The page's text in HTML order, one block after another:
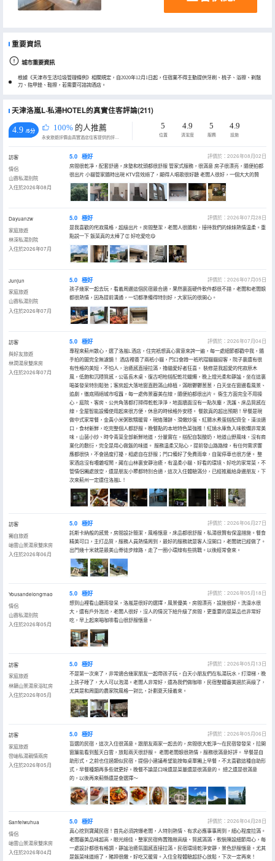
重要資訊
城市重要資訊
根據《天津市生活垃圾管理條例》相關規定，自2020年12月1日起，住宿業不得主動提供牙刷、梳子、浴擦、剃鬚
刀、指甲銼、鞋擦，若需要可諮詢酒店。
天津洛嵐L·私湯HOTEL的真實住客評論(211)
4.9 /5分 100% 的人推薦
永安旅遊評價由真實酒店住客提供的評價。
5
位置
4.9
清潔度
5
服務
4.9
設施
訪客
情侶
山霽私湯別院
入住於2026年08月
5.0 極好
評價於：2026年08月02日
房間很乾凈，配套舒適，床墊和枕頭都很舒服 管家式服務，很滿意 房子很漂亮，隨便拍都
很出片 小貓管家隨時出現 KTV音效絕了，顯得人唱歌很好聽 老闆人很好，一個大大的贊
Dayuanzw
家庭旅遊
林深私湯別院
入住於2026年07月
5.0 極好
評價於：2026年07月28日
是我喜歡的侘寂風格，超級出片。房間整潔，老闆人很隨和，接待我們的妹妹熱情温柔。重
點説一下 飯菜真的太棒了👏 好吃愛吃😋
Junjun
家庭旅遊
山霽私湯別院
入住於2026年07月
5.0 極好
評價於：2026年07月05日
孩子幾家一起去玩，看着周邊這個民宿最合適，果然裏面硬件軟件都很不錯，老闆和老闆娘
都很熱情，因為提前溝通，一切都準備得特別好，大家玩的很開心。
訪客
與好友旅遊
林澗湯泉雙床房
入住於2026年07月
5.0 極好
評價於：2026年07月04日
專程來薊州散心，選了洛嵐L酒店，住完衹想真心實意來誇一遍，每一處細節都戳中我，隨
手拍的圖完全無濾鏡！ 酒店裡養了兩衹小貓，門口會蹲一衹玳瑁貓貓迎客，院子裏還有很
有性格的美短，不怕人，治癒感直接拉滿，擼貓愛好者狂喜。 裝修是我超愛的侘寂原木
風，低飽和沉穩質感，公區長木桌、復古吧枱搭配乾花蠟燭，晚上燈光柔和靜謐，坐在這裏
喝茶發呆特別鬆弛；客房超大落地窗直麪滿山綠植，滿眼鬱鬱葱葱，白天坐在窗邊看風景、
追劇，徹底隔絕城市喧囂，每一處佈景審美在線，隨便拍都很出片。 衞生方面完全不用操
心，庭院、客房、公共角落都打掃得乾乾淨淨，地面牆面沒有一點灰塵，洗護、床品質感在
線，全屋智能設備使用起來很方便，休息的時候格外安穩。 餐飲真的超出預期！早餐是現
做中式家常餐，金黃小米粥軟糯暖胃，現烙薄餅、滑嫩炒蛋、紅腸水煮蛋搭配齊全，清淡適
口，食材新鮮，吃完整個人都舒服。晚餐點的本地特色菜強推！紅燒水庫魚入味軟爛非常美
味，山菌小炒、時令青菜全部新鮮地道，分量實在，搭配自製酸奶，地道山野風味，沒有商
業化的敷衍，完全是用心做飯的味道。 服務温柔又貼心，提前發山路路線，有任何需求響
應都很快，不會過度打擾，相處自在舒服；門口備好了免費雨傘，自駕停車也很方便。 整
家酒店沒有嘈雜喧鬧，藏在山林裏安靜治癒，有温柔小貓、好看的環境、好吃的家常菜，不
管情侶獨處放空，還是朋友小聚都特別合適，這次入住體驗滿分，已經推薦給身邊朋友，下
次來薊州一定還住洛嵐L！
訪客
獨自旅遊
岫雲山景湯泉雙床房
入住於2026年06月
5.0 極好
評價於：2026年06月27日
託斯卡納般的感覺，房間設計簡潔，風格愜意，床品都很舒服，私湯很贊有保温措施。餐食
精美可口，主打品質，服務人員熱情周到，最好的服務就是客人沒開口，老闆就已經做了。
出門幾十米就是最美山脊徒步線路，走了一圈小環線有些挑戰。以後經常會來。
Yousandelongmao
情侶
山霽私湯別院
入住於2026年05月
5.0 極好
評價於：2026年05月18日
想到山裡看山聽雨發呆，洛嵐是很好的選擇，風景優美，房間漂亮，設施很好。洗澡水很
大，還有戶外泡池，老闆人很好，沒人的情況下給升級了房間，更重要的是菜品也非常好
吃，早上起來喝咖啡看山很舒服愜意。
訪客
家庭旅遊
林籟山景湯泉浴缸房
入住於2026年05月
5.0 極好
評價於：2026年05月13日
不是第一次來了，非常適合幾家朋友一起帶孩子玩，白天小朋友們在私湯玩水，打滑梯，晚
上孩子睡了，大人可以泡湯。老闆人非常好，還為我們做咖啡，民宿整體審美過於高級了，
尤其是和周圍的農家院風格一對比，計劃夏天接着來。
訪客
家庭旅遊
巒岫私湯親情兩房
入住於2026年05月
5.0 極好
評價於：2026年05月06日
盲選的民宿，這次入住很滿意。跟朋友兩家一起去的，房間很大乾淨～在民宿發發呆，拉開
窗簾能看到藍天白雲，放鬆兩天很舒服。 老闆老闆娘很熱情，服務很滿意好評。 早餐是自
助形式，之前也住過類似民宿，提個小建議希望能按每桌單獨上早餐，不太喜歡這種自助形
式，早餐種類再多些就更好。晚餐不論是口味還是菜量還是很滿意的。 總之還是很滿意
的，以後再來薊縣還是會選擇～
Sanfeiwuhua
情侶
岫雲山景湯泉雙床房
入住於2026年04月
5.0 極好
評價於：2026年04月28日
真心挖到寶藏民宿！首先必須誇爆老闆，人特別熱情、有求必應事事周到，細心程度拉滿。
老闆審美品味超高，眼光絕佳，整家民宿佈置雅緻高級、質感滿滿，軟裝陳設細節用心，每
一處設計都很有格調，靜謐治癒氛圍感直接拉滿。民宿環境乾淨安靜，景色舒服愜意。尤其
是飯菜味道絕了，豬蹄很嫩，好吃又暖胃。入住全程體驗超舒心放鬆，下次一定再來！